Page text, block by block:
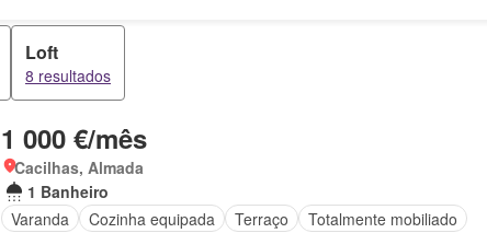
Loft
8 resultados
1 000 €/mês
Cacilhas, Almada
1 Banheiro
Varanda
Cozinha equipada Terraço Totalmente mobiliado